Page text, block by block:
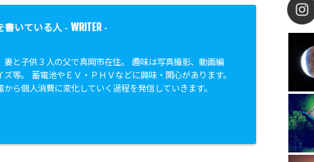
書いている人 - WRITER -
妻と子供３人の父で真岡市在住。 趣味は写真撮影、動画編
ズ等。 蓄電池やＥＶ・ＰＨＶなどに興味・関心があります。
から個人消費に変化していく過程を発信していきます。